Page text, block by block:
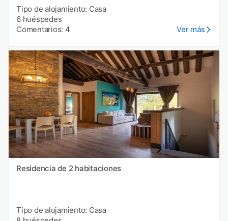
Tipo de alojamiento: Casa
6 huéspedes
Comentarios: 4
Ver más
Residencia de 2 habitaciones
Tipo de alojamiento: Casa